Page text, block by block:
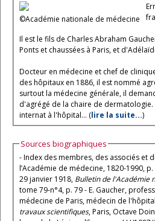
©Académie nationale de médecine
Il est le fils de Charles Abraham
Ponts et chaussées à Paris, et
Docteur en médecine et chef de
des hôpitaux en 1886, il est nommé
surtout la médecine générale, il
d'agrégé de la chaire de
internat à l'hôpital... (lire la suite...)
Sources biographiques
- Index des membres, des associés et
l’Académie de médecine, 1820-1990,
29 janvier 1918, Bulletin de l'Académie
tome 79-n°4, p. 79 - E. Gaucher,
médecine de Paris, médecin de
travaux scientifiques, Paris, Octave